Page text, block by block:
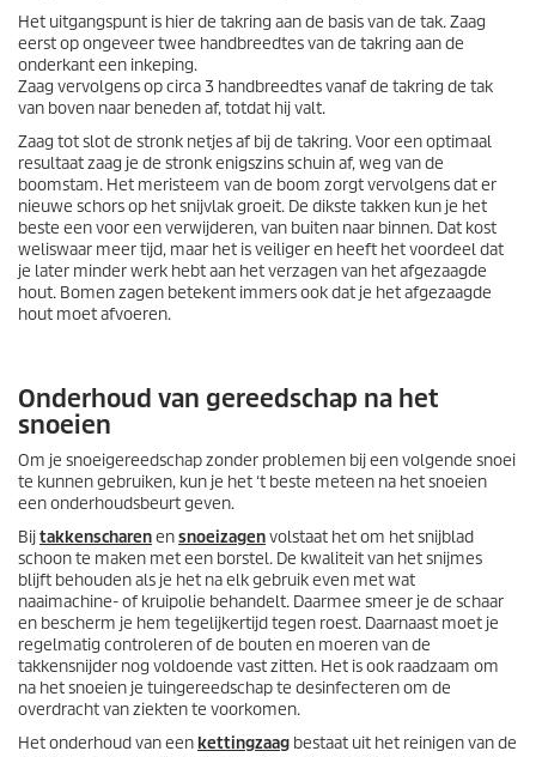
Het uitgangspunt is hier de takring aan de basis van de tak. Zaag
eerst op ongeveer twee handbreedtes van de takring aan de
onderkant een inkeping.
Zaag vervolgens op circa 3 handbreedtes vanaf de takring de tak
van boven naar beneden af, totdat hij valt.
Zaag tot slot de stronk netjes af bij de takring. Voor een optimaal
resultaat zaag je de stronk enigszins schuin af, weg van de
boomstam. Het meristeem van de boom zorgt vervolgens dat er
nieuwe schors op het snijvlak groeit. De dikste takken kun je het
beste een voor een verwijderen, van buiten naar binnen. Dat kost
weliswaar meer tijd, maar het is veiliger en heeft het voordeel dat
je later minder werk hebt aan het verzagen van het afgezaagde
hout. Bomen zagen betekent immers ook dat je het afgezaagde
hout moet afvoeren.
Onderhoud van gereedschap na het
snoeien
Om je snoeigereedschap zonder problemen bij een volgende snoei
te kunnen gebruiken, kun je het ‘t beste meteen na het snoeien
een onderhoudsbeurt geven.
Bijtakkenscharenensnoeizagenvolstaat het om het snijblad
schoon te maken met een borstel. De kwaliteit van het snijmes
blijft behouden als je het na elk gebruik even met wat
naaimachine- of kruipolie behandelt. Daarmee smeer je de schaar
en bescherm je hem tegelijkertijd tegen roest. Daarnaast moet je
regelmatig controleren of de bouten en moeren van de
takkensnijder nog voldoende vast zitten. Het is ook raadzaam om
na het snoeien je tuingereedschap te desinfecteren om de
overdracht van ziekten te voorkomen.
Het onderhoud van eenkettingzaag bestaat uit het reinigen van de